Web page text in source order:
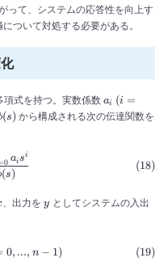
って、システムの応答性を向上す
ついて対処する必要がある。
項式を持つ。実数係数 a_i\
(i=
ai (i =
(s) から構成される次の伝達関数を
G(s)
(s)
0 aisi
、出力を y
y としてシステムの入出
0, ..., n − 1)